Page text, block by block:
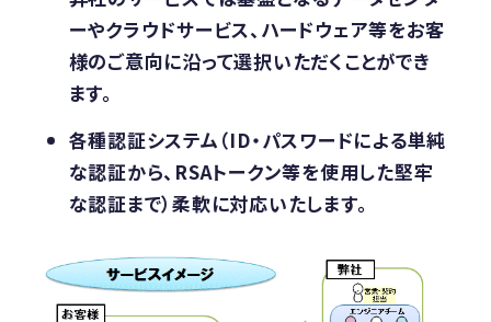
ーやクラウドサービス、ハードウェア等をお客
様のご意向に沿って選択いただくことができ
ます。
各種認証システム（ID・パスワードによる単純
な認証から、RSAトークン等を使用した堅牢
な認証まで）柔軟に対応いたします。